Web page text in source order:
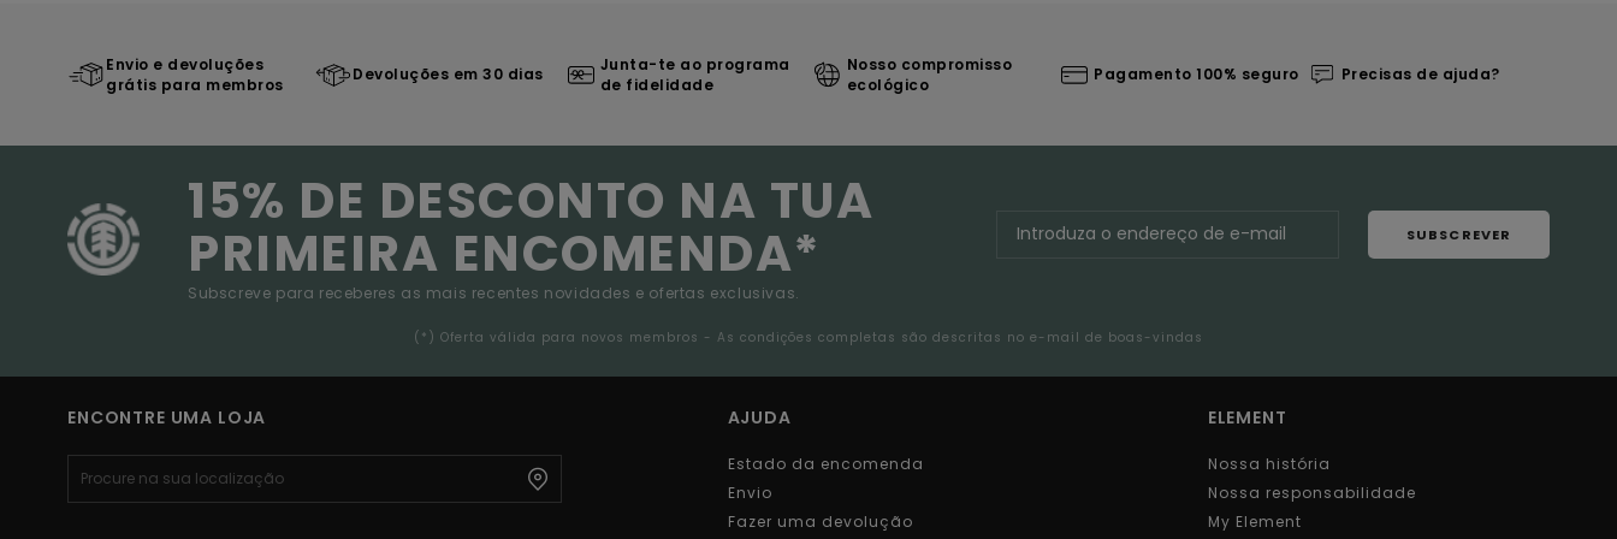
Envio e devoluções
grátis para membros
Devoluções em 30 dias
Junta-te ao programa
de fidelidade
Nosso compromisso
ecológico
Pagamento 100% seguro Precisas de ajuda?
15% DE DESCONTO NA TUA
PRIMEIRA ENCOMENDA*
Subscreve para receberes as mais recentes novidades e ofertas exclusivas.
SUBSCREVER
(*) Oferta válida para novos membros - As condições completas são descritas no e-mail de boas-vindas
ENCONTRE UMA LOJA AJUDA
Estado da encomenda
Envio
Fazer uma devolução
ELEMENT
Nossa história
Nossa responsabilidade
My Element